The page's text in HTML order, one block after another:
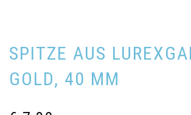
SPITZE AUS
GOLD, 40 MM